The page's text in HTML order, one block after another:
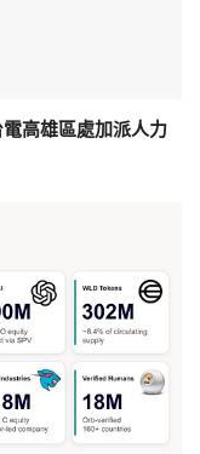
高雄區處加派人力